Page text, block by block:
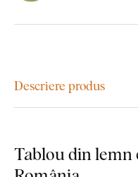
Descriere produs
Tablou din